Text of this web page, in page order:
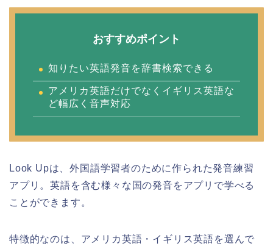
おすすめポイント
知りたい英語発音を辞書検索できる
アメリカ英語だけでなくイギリス英語な
ど幅広く音声対応
Look Upは、外国語学習者のために作られた発音練習
アプリ。英語を含む様々な国の発音をアプリで学べる
ことができます。
特徴的なのは、アメリカ英語・イギリス英語を選んで